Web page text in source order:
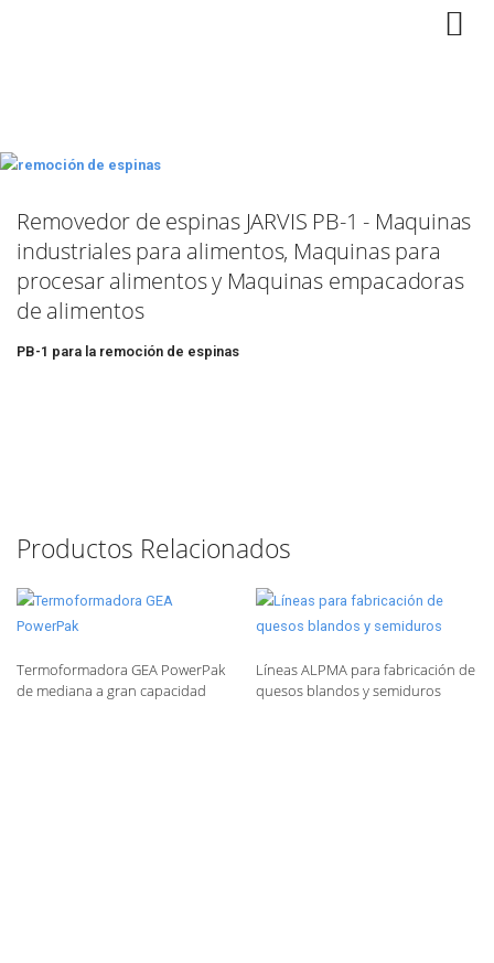
Removedor de espinas JARVIS PB-1 - Maquinas
industriales para alimentos, Maquinas para
procesar alimentos y Maquinas empacadoras
de alimentos
PB-1 para la remoción de espinas
Productos Relacionados
Termoformadora GEA PowerPak
de mediana a gran capacidad
Líneas ALPMA para fabricación de
quesos blandos y semiduros